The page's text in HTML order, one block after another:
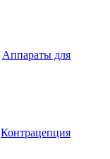
Аппараты для
Контрацепция